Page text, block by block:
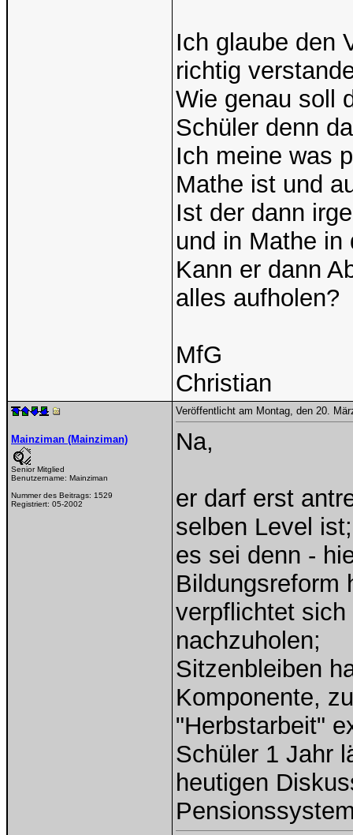
Ich glaube den
richtig
Wie genau soll
Schüler denn
Ich meine was
Mathe ist und
Ist der dann
und in Mathe in
Kann er dann
alles aufholen?
MfG
Christian
Mainziman (Mainziman)
Senior Mitglied
Benutzername: Mainziman
Nummer des Beitrags: 1529
Registriert: 05-2002
Veröffentlicht am Montag, den 20.
Na,
er darf erst
selben Level ist;
es sei denn -
Bildungsreform
verpflichtet
nachzuholen;
Sitzenbleiben
Komponente,
"Herbstarbeit"
Schüler 1 Jahr
heutigen